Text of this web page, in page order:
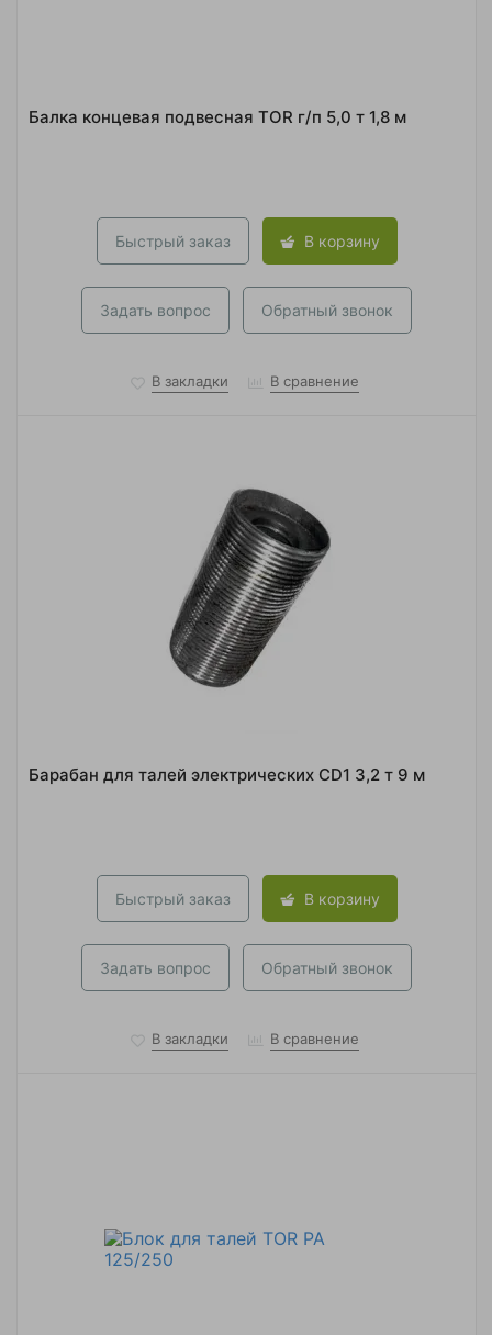
Балка концевая подвесная TOR г/п 5,0 т 1,8 м
Быстрый заказ В корзину
Задать вопрос Обратный звонок
В закладки В сравнение
Барабан для талей электрических CD1 3,2 т 9 м
Быстрый заказ В корзину
Задать вопрос Обратный звонок
В закладки В сравнение